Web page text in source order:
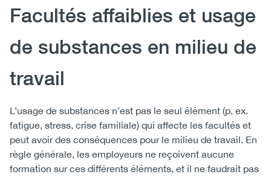
Body
Facultés affaiblies et usage
de substances en milieu de
travail
L’usage de substances n’est pas le seul élément (p. ex.
fatigue, stress, crise familiale) qui affecte les facultés et
peut avoir des conséquences pour le milieu de travail. En
règle générale, les employeurs ne reçoivent aucune
formation sur ces différents éléments, et il ne faudrait pas